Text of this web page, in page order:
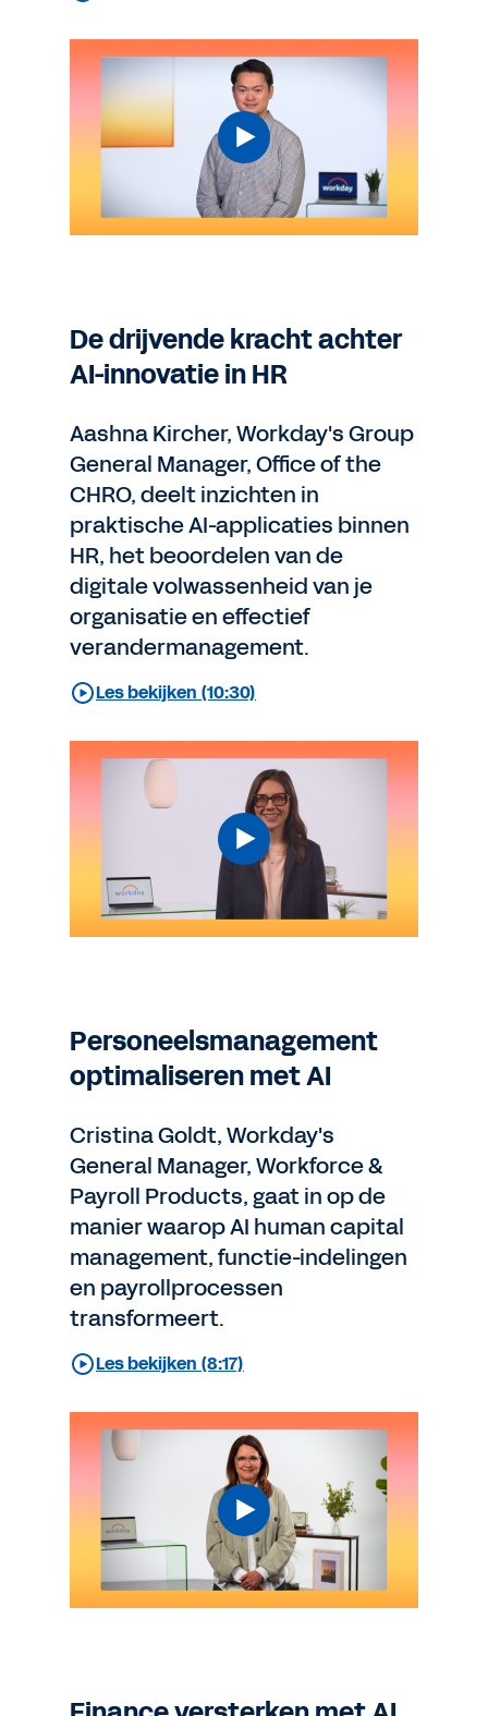
De drijvende kracht achter
AI-innovatie in HR
Aashna Kircher, Workday's Group
General Manager, Office of the
CHRO, deelt inzichten in
praktische AI-applicaties binnen
HR, het beoordelen van de
digitale volwassenheid van je
organisatie en effectief
verandermanagement.
Les bekijken (10:30)
Personeelsmanagement
optimaliseren met AI
Cristina Goldt, Workday's
General Manager, Workforce &
Payroll Products, gaat in op de
manier waarop AI human capital
management, functie-indelingen
en payrollprocessen
transformeert.
Les bekijken (8:17)